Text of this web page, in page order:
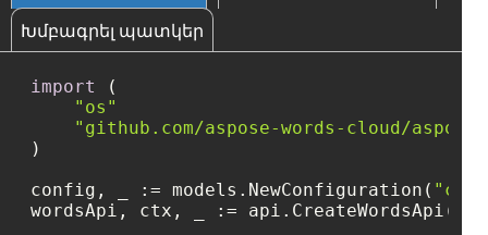
Խմբագրել պատկեր
import
(
"os"
"github.com/aspose-words-cloud/
)
config, _ := models.NewConfiguration(
wordsApi, ctx, _ :=